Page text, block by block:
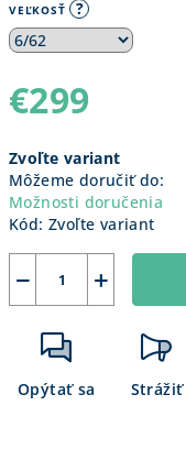
VEĽKOSŤ ?
€299
cena:
Zvoľte variant
Môžeme doručiť do:
Možnosti doručenia
Kód: Zvoľte variant
+
−
Opýtať sa Strážiť